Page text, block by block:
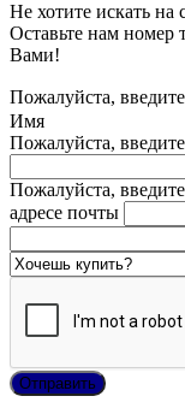
Не хотите искать на
Оставьте нам номер
Вами!
Пожалуйста,
Имя
Пожалуйста,
Пожалуйста,
адресе почты